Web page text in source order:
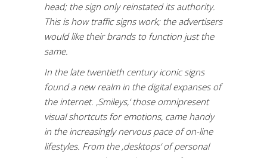
head; the sign only reinstated its authority.
This is how traffic signs work; the advertisers
would like their brands to function just the
same.
In the late twentieth century iconic signs
found a new realm in the digital expanses of
the internet. ‚Smileys,‘ those omnipresent
visual shortcuts for emotions, came handy
in the increasingly nervous pace of on-line
lifestyles. From the ‚desktops‘ of personal